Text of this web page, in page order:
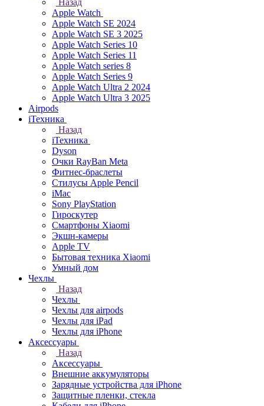
Назад
Apple Watch
Apple Watch SE 2024
Apple Watch SE 3 2025
Apple Watch Series 10
Apple Watch Series 11
Apple Watch series 8
Apple Watch Series 9
Apple Watch Ultra 2 2024
Apple Watch Ultra 3 2025
Airpods
iТехника
Назад
iТехника
Dyson
Очки RayBan Meta
Фитнес-браслеты
Стилусы Apple Pencil
iMac
Sony PlayStation
Гироскутер
Смартфоны Xiaomi
Экшн-камеры
Apple TV
Бытовая техника Xiaomi
Умный дом
Чехлы
Назад
Чехлы
Чехлы для airpods
Чехлы для iPad
Чехлы для iPhone
Аксессуары
Назад
Аксессуары
Внешние аккумуляторы
Зарядные устройства для iPhone
Защитные пленки, стекла